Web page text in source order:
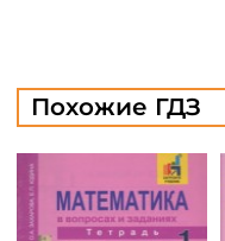
Похожие ГДЗ